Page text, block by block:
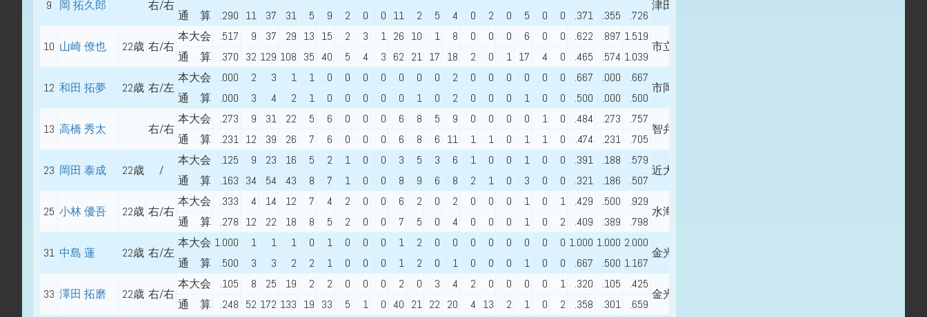
9 岡 拓久郎 右/右 津田学園
通 算 .290 11 37 31 5 9 2 0 0 11 2 5 4 0 2 0 5 0 0 .371 .355 .726
10 山崎 僚也 22歳 右/右
本大会 .517 9 37 29 13 15 2 3 1 26 10 1 8 0 0 0 6 0 0 .622 .897 1.519
市立和歌山 - 近畿大学
通 算 .370 32 129 108 35 40 5 4 3 62 21 17 18 2 0 1 17 4 0 .465 .574 1.039
12 和田 拓夢 22歳 右/左
本大会 .000 2 3 1 1 0 0 0 0 0 0 0 2 0 0 0 0 0 0 .667 .000 .667
市岡
通 算 .000 3 4 2 1 0 0 0 0 0 1 0 2 0 0 0 1 0 0 .500 .000 .500
13 高橋 秀太 右/右
本大会 .273 9 31 22 5 6 0 0 0 6 8 5 9 0 0 0 0 1 0 .484 .273 .757
智弁学園
通 算 .231 12 39 26 7 6 0 0 0 6 8 6 11 1 1 0 1 1 0 .474 .231 .705
23 岡田 泰成 22歳 /
本大会 .125 9 23 16 5 2 1 0 0 3 5 3 6 1 0 0 1 0 0 .391 .188 .579
近大附属
通 算 .163 34 54 43 8 7 1 0 0 8 9 6 8 2 1 0 3 0 0 .321 .186 .507
25 小林 優吾 22歳 右/右
本大会 .333 4 14 12 7 4 2 0 0 6 2 0 2 0 0 0 1 0 1 .429 .500 .929
水海道一
通 算 .278 12 22 18 8 5 2 0 0 7 5 0 4 0 0 0 1 0 2 .409 .389 .798
31 中島 蓮 22歳 右/左
本大会 1.000 1 1 1 0 1 0 0 0 1 2 0 0 0 0 0 0 0 0 1.000 1.000 2.000
金光八尾
通 算 .500 3 3 2 2 1 0 0 0 1 2 0 1 0 0 0 1 0 0 .667 .500 1.167
33 澤田 拓磨 22歳 右/右
本大会 .105 8 25 19 2 2 0 0 0 2 0 3 4 2 0 0 0 0 1 .320 .105 .425
金光大阪
通 算 .248 52 172 133 19 33 5 1 0 40 21 22 20 4 13 2 1 0 2 .358 .301 .659